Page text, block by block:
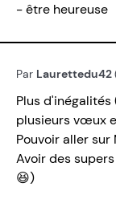
- être heureuse
Par Laurettedu42
Plus d'inégalités
plusieurs vœux
Pouvoir aller sur
Avoir des
😆)